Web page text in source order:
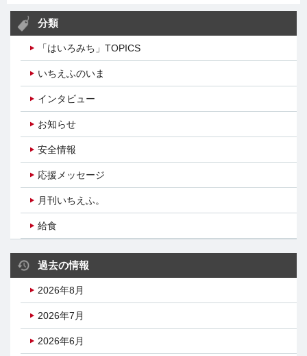
分類
「はいろみち」TOPICS
いちえふのいま
インタビュー
お知らせ
安全情報
応援メッセージ
月刊いちえふ。
給食
過去の情報
2026年8月
2026年7月
2026年6月